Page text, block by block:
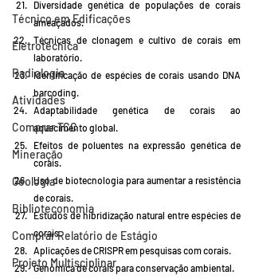
Técnico em Edificações
Eletrotécnica
Radiologia
Atividades
Comprar TCC
Mineração
Geologia
Biblioteconomia
Comprar Relatório de Estágio
Projeto Multisciplinar
Diversidade genética de populações de corais
ameaçados.
Técnicas de clonagem e cultivo de corais em
laboratório.
Identificação de espécies de corais usando DNA
barcoding.
Adaptabilidade genética de corais ao
aquecimento global.
Efeitos de poluentes na expressão genética de
corais.
Uso de biotecnologia para aumentar a resistência
de corais.
Estudos de hibridização natural entre espécies de
corais.
Aplicações de CRISPR em pesquisas com corais.
Genômica de corais para conservação ambiental.